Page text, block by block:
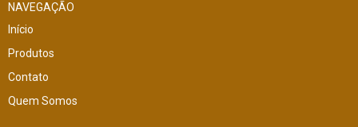
NAVEGAÇÃO
Início
Produtos
Contato
Quem Somos